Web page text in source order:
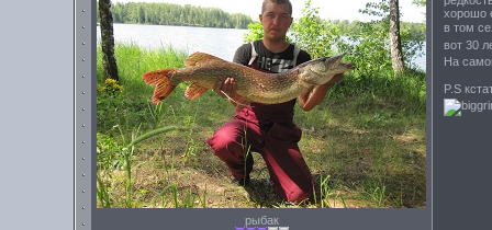
рыбак
хорошо
в том
вот 30
На
P.S